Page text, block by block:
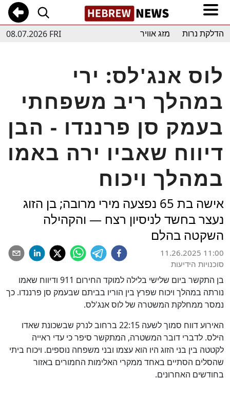
08.07.2026 FRI הדלקת נרות מזג אוויר
לוס אנג'לס: ירי
במהלך ריב משפחתי
בעמק סן פרננדו - הבן
דיווח שאביו ירה באמו
במהלך ויכוח
אישה בת 65 נפצעה מירי מרובה; בן הזוג
נעצר בחשד לניסיון רצח — והקהילה
השקטה בהלם
11.26.2025 11:00
סוכנויות הידיעות
בן התקשר ביום שלישי בלילה למוקד החירום 911 ודיווח שאמו
נורתה במהלך ויכוח שפרץ בין הוריו בביתם שבעמק סן פרננדו. כך
נמסר ממחלקת המשטרה של לוס אנג'לס.
האירוע דווח סמוך לשעה 22:15 ברחוב לנרק שבשכונת שאדו
הילס. לדברי דובר המשטרה, המתקשר סיפר כי עדי ראייה
לקטטה בין בני הזוג היו הוא עצמו ובני משפחה נוספים. ויכוח ביתי
שהסלים הסתיים באחד ממקרי האלימות החמורים באזור
בחודשים האחרונים.